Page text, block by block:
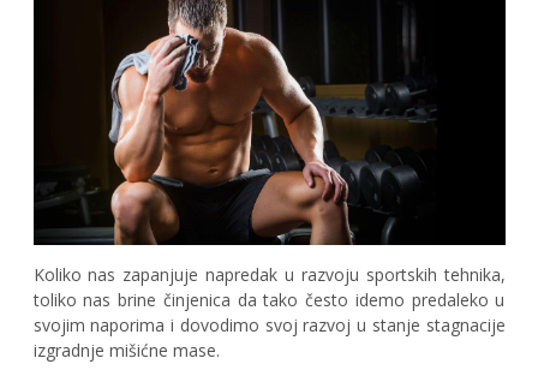
Koliko nas zapanjuje napredak u razvoju sportskih tehnika,
toliko nas brine činjenica da tako često idemo predaleko u
svojim naporima i dovodimo svoj razvoj u stanje stagnacije
izgradnje mišićne mase.